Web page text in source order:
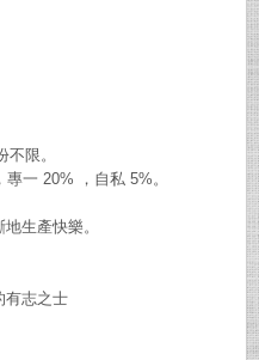
不限。
一 20% ，自私 5%。
生產快樂。
有志之士